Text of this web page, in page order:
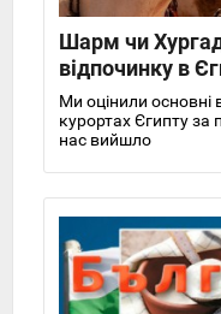
Шарм чи
відпочинку в
Ми оцінили основні
курортах Єгипту
нас вийшло